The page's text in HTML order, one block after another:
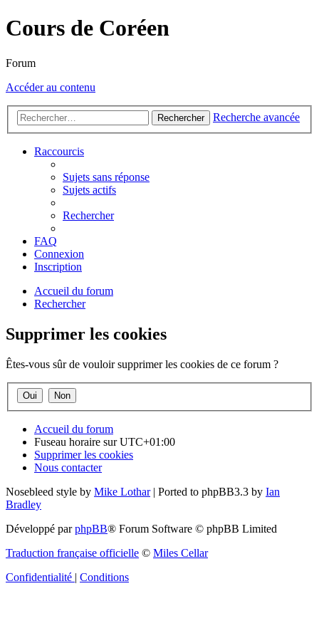
Cours de Coréen
Forum
Accéder au contenu
Rechercher Recherche avancée
Raccourcis
Sujets sans réponse
Sujets actifs
Rechercher
FAQ
Connexion
Inscription
Accueil du forum
Rechercher
Supprimer les cookies
Êtes-vous sûr de vouloir supprimer les cookies de ce forum ?
Accueil du forum
Fuseau horaire surUTC+01:00
Supprimer les cookies
Nous contacter
Nosebleed style by Mike Lothar| Ported to phpBB3.3 by Ian
Bradley
Développé parphpBB® Forum Software © phpBB Limited
Traduction française officielle © Miles Cellar
Confidentialité | Conditions